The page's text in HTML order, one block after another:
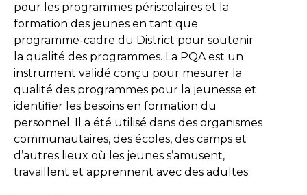
pour les programmes périscolaires et la
formation des jeunes en tant que
programme-cadre du District pour soutenir
la qualité des programmes. La PQA est un
instrument validé conçu pour mesurer la
qualité des programmes pour la jeunesse et
identifier les besoins en formation du
personnel. Il a été utilisé dans des organismes
communautaires, des écoles, des camps et
d’autres lieux où les jeunes s’amusent,
travaillent et apprennent avec des adultes.